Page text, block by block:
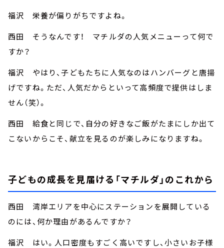
福沢 栄養が偏りがちですよね。
西田 そうなんです！ マチルダの人気メニューって何で
すか？
福沢 やはり、子どもたちに人気なのはハンバーグと唐揚
げですね。ただ、人気だからといって高頻度で提供はしま
せん（笑）。
西田 給食と同じで、自分の好きなご飯がたまにしか出て
こないからこそ、献立を見るのが楽しみになりますね。
子どもの成長を見届ける「マチルダ」のこれから
西田 湾岸エリアを中心にステーションを展開している
のには、何か理由があるんですか？
福沢 はい。人口密度もすごく高いですし、小さいお子様